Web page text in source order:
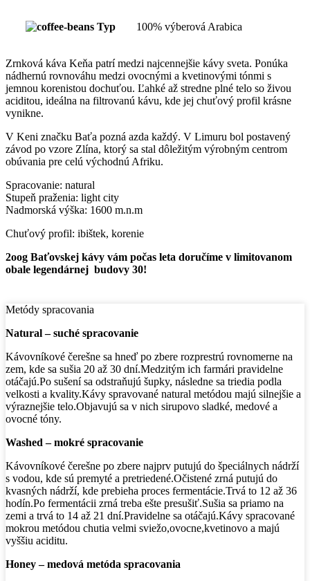
Typ 100% výberová Arabica
Zrnková káva Keňa patrí medzi najcennejšie kávy sveta. Ponúka
nádhernú rovnováhu medzi ovocnými a kvetinovými tónmi s
jemnou korenistou dochuťou. Ľahké až stredne plné telo so živou
aciditou, ideálna na filtrovanú kávu, kde jej chuťový profil krásne
vynikne.
V Keni značku Baťa pozná azda každý. V Limuru bol postavený
závod po vzore Zlína, ktorý sa stal dôležitým výrobným centrom
obúvania pre celú východnú Afriku.
Spracovanie: natural
Stupeň praženia: light city
Nadmorská výška: 1600 m.n.m
Chuťový profil: ibištek, korenie
2oog Baťovskej kávy vám počas leta doručíme v limitovanom
obale legendárnej budovy 30!
Metódy spracovania
Natural – suché spracovanie
Kávovníkové čerešne sa hneď po zbere rozprestrú rovnomerne na
zem, kde sa sušia 20 až 30 dní.Medzitým ich farmári pravidelne
otáčajú.Po sušení sa odstraňujú šupky, následne sa triedia podla
velkosti a kvality.Kávy spravované natural metódou majú silnejšie a
výraznejšie telo.Objavujú sa v nich sirupovo sladké, medové a
ovocné tóny.
Washed – mokré spracovanie
Kávovníkové čerešne po zbere najprv putujú do špeciálnych nádrží
s vodou, kde sú premyté a pretriedené.Očistené zrná putujú do
kvasných nádrží, kde prebieha proces fermentácie.Trvá to 12 až 36
hodín.Po fermentácii zrná treba ešte presušiť.Sušia sa priamo na
zemi a trvá to 14 až 21 dní.Pravidelne sa otáčajú.Kávy spracované
mokrou metódou chutia velmi sviežo,ovocne,kvetinovo a majú
vyššiu aciditu.
Honey – medová metóda spracovania